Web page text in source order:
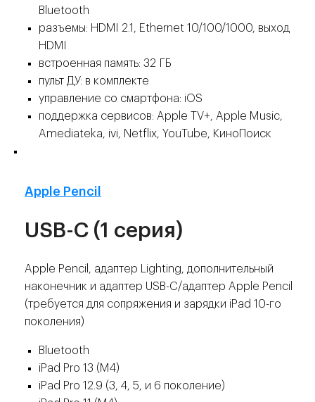
Bluetooth
разъемы: HDMI 2.1, Ethernet 10/100/1000, выход
HDMI
встроенная память: 32 ГБ
пульт ДУ: в комплекте
управление со смартфона: iOS
поддержка сервисов: Apple TV+, Apple Music,
Amediateka, ivi, Netflix, YouTube, КиноПоиск
Apple Pencil
USB-C (1 серия)
Apple Pencil, адаптер Lighting, дополнительный
наконечник и адаптер USB-C/адаптер Apple Pencil
(требуется для сопряжения и зарядки iPad 10-го
поколения)
Bluetooth
iPad Pro 13 (M4)
iPad Pro 12.9 (3, 4, 5, и 6 поколение)